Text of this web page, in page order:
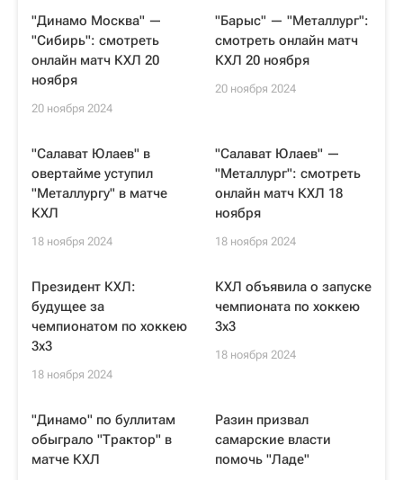
"Динамо Москва" —
"Сибирь": смотреть
онлайн матч КХЛ 20
ноября
20 ноября 2024
"Барыс" — "Металлург":
смотреть онлайн матч
КХЛ 20 ноября
20 ноября 2024
"Салават Юлаев" в
овертайме уступил
"Металлургу" в матче
КХЛ
18 ноября 2024
"Салават Юлаев" —
"Металлург": смотреть
онлайн матч КХЛ 18
ноября
18 ноября 2024
Президент КХЛ:
будущее за
чемпионатом по хоккею
3х3
18 ноября 2024
КХЛ объявила о запуске
чемпионата по хоккею
3х3
18 ноября 2024
"Динамо" по буллитам
обыграло "Трактор" в
матче КХЛ
Разин призвал
самарские власти
помочь "Ладе"